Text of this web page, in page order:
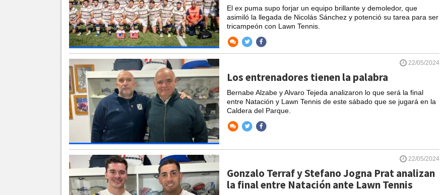
El ex puma supo forjar un equipo brillante y demoledor, que
asimiló la llegada de Nicolás Sánchez y potenció su tarea para ser
tricampeón con Lawn Tennis.
22/05/2024
Los entrenadores tienen la palabra
Bernabe Alzabe y Alvaro Tejeda analizaron lo que será la final
entre Natación y Lawn Tennis de este sábado que se jugará en la
Caldera del Parque.
22/05/2024
Gonzalo Terraf y Stefano Jogna Prat analizan
la final entre Natación ante Lawn Tennis